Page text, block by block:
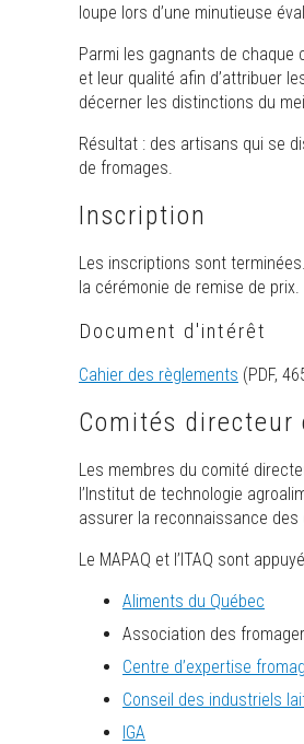
loupe lors d’une minutieuse
Parmi les gagnants de
et leur qualité afin d’attribuer
décerner les distinctions du
Résultat : des artisans qui se
de fromages.
Inscription
Les inscriptions sont
la cérémonie de remise de prix.
Document d'intérêt
Cahier des règlements (PDF,
Comités
Les membres du comité
l’Institut de technologie
assurer la reconnaissance des
Le MAPAQ et l’ITAQ sont
Aliments du Québec
Association des
Centre d’expertise
Conseil des industriels
IGA